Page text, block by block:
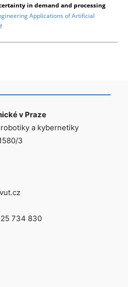
in demand and processing
Applications of Artificial
v Praze
a kybernetiky
3
734 830